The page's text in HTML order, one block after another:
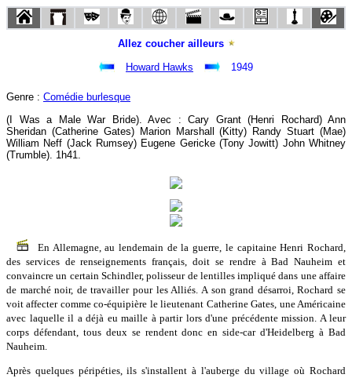
Allez coucher ailleurs
Howard Hawks
1949
Genre : Comédie burlesque
(I Was a Male War Bride). Avec : Cary Grant (Henri Rochard) Ann
Sheridan (Catherine Gates) Marion Marshall (Kitty) Randy Stuart (Mae)
William Neff (Jack Rumsey) Eugene Gericke (Tony Jowitt) John Whitney
(Trumble). 1h41.
En Allemagne, au lendemain de la guerre, le capitaine Henri Rochard,
des services de renseignements français, doit se rendre à Bad Nauheim et
convaincre un certain Schindler, polisseur de lentilles impliqué dans une affaire
de marché noir, de travailler pour les Alliés. A son grand désarroi, Rochard se
voit affecter comme co-équipière le lieutenant Catherine Gates, une Américaine
avec laquelle il a déjà eu maille à partir lors d'une précédente mission. A leur
corps défendant, tous deux se rendent donc en side-car d'Heidelberg à Bad
Nauheim.
Après quelques péripéties, ils s'installent à l'auberge du village où Rochard